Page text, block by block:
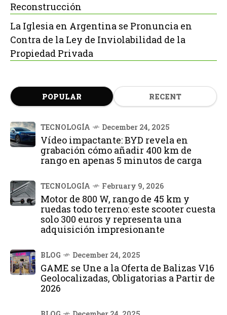
Reconstrucción
La Iglesia en Argentina se Pronuncia en
Contra de la Ley de Inviolabilidad de la
Propiedad Privada
POPULAR RECENT
TECNOLOGÍA December 24, 2025
Vídeo impactante: BYD revela en
grabación cómo añadir 400 km de
rango en apenas 5 minutos de carga
TECNOLOGÍA February 9, 2026
Motor de 800 W, rango de 45 km y
ruedas todo terreno: este scooter cuesta
solo 300 euros y representa una
adquisición impresionante
BLOG December 24, 2025
GAME se Une a la Oferta de Balizas V16
Geolocalizadas, Obligatorias a Partir de
2026